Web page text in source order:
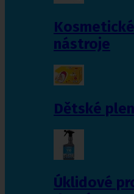
nástroje
Dětské
Úklidové